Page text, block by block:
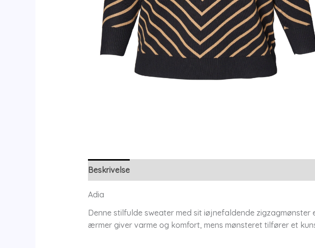
Beskrivelse
Adia
Denne stilfulde sweater med sit iøjnefaldende
ærmer giver varme og komfort, mens mønsteret tilfører et